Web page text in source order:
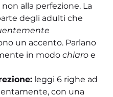
non alla perfezione. La
degli adulti che
un accento. Parlano
in modo chiaro e
leggi 6 righe ad
con una